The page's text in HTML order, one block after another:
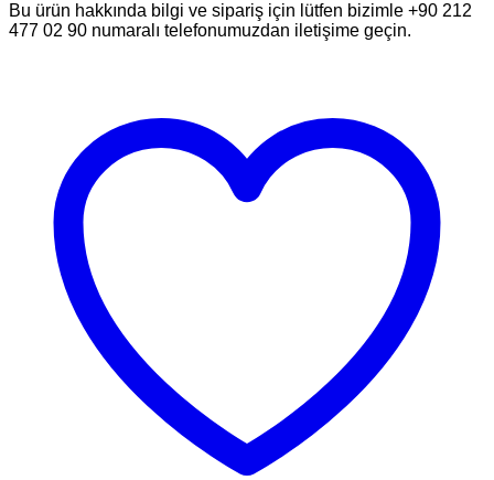
Bu ürün hakkında bilgi ve sipariş için lütfen bizimle +90 212
477 02 90 numaralı telefonumuzdan iletişime geçin.